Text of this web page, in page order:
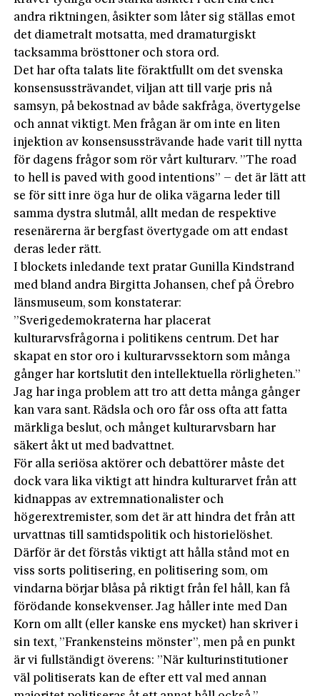
andra riktningen, åsikter som låter sig ställas emot
det diametralt motsatta, med dramaturgiskt
tacksamma brösttoner och stora ord.
Det har ofta talats lite föraktfullt om det svenska
konsensussträvandet, viljan att till varje pris nå
samsyn, på bekostnad av både sakfråga, övertygelse
och annat viktigt. Men frågan är om inte en liten
injektion av konsensussträvande hade varit till nytta
för dagens frågor som rör vårt kulturarv. ”The road
to hell is paved with good intentions” – det är lätt att
se för sitt inre öga hur de olika vägarna leder till
samma dystra slutmål, allt medan de respektive
resenärerna är bergfast övertygade om att endast
deras leder rätt.
I blockets inledande text pratar Gunilla Kindstrand
med bland andra Birgitta Johansen, chef på Örebro
länsmuseum, som konstaterar:
”Sverigedemokraterna har placerat
kulturarvsfrågorna i politikens centrum. Det har
skapat en stor oro i kulturarvssektorn som många
gånger har kortslutit den intellektuella rörligheten.”
Jag har inga problem att tro att detta många gånger
kan vara sant. Rädsla och oro får oss ofta att fatta
märkliga beslut, och månget kulturarvsbarn har
säkert åkt ut med badvattnet.
För alla seriösa aktörer och debattörer måste det
dock vara lika viktigt att hindra kulturarvet från att
kidnappas av extremnationalister och
högerextremister, som det är att hindra det från att
urvattnas till samtidspolitik och historielöshet.
Därför är det förstås viktigt att hålla stånd mot en
viss sorts politisering, en politisering som, om
vindarna börjar blåsa på riktigt från fel håll, kan få
förödande konsekvenser. Jag håller inte med Dan
Korn om allt (eller kanske ens mycket) han skriver i
sin text, ”Frankensteins mönster”, men på en punkt
är vi fullständigt överens: ”När kulturinstitutioner
väl politiserats kan de efter ett val med annan